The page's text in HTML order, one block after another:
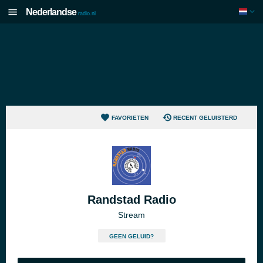
Nederlandse radio.nl
FAVORIETEN RECENT GELUISTERD
Randstad Radio
Stream
GEEN GELUID?